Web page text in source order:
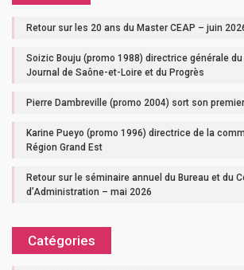
Retour sur les 20 ans du Master CEAP – juin
Soizic Bouju (promo 1988) directrice générale du
Journal de Saône-et-Loire et du Progrès
Pierre Dambreville (promo 2004) sort son
Karine Pueyo (promo 1996) directrice de la
Région Grand Est
Retour sur le séminaire annuel du Bureau et du
d’Administration – mai 2026
Catégories